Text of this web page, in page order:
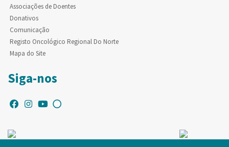
Associações de Doentes
Donativos
Comunicação
Registo Oncológico Regional Do Norte
Mapa do Site
Siga-nos